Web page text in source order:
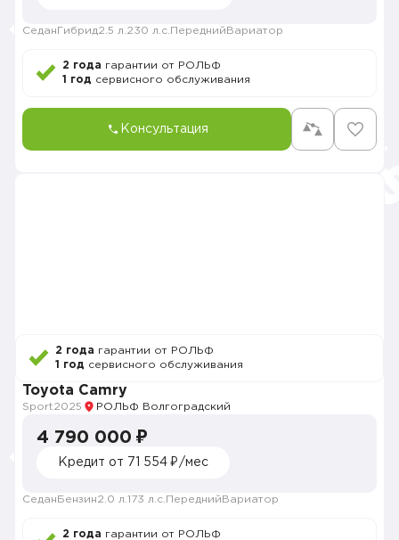
Седан Гибрид2.5 л. 230 л.с. Передний Вариатор
2 года гарантии от РОЛЬФ
1 год сервисного обслуживания
Консультация
2 года гарантии от РОЛЬФ
1 год сервисного обслуживания
Toyota Camry
Sport2025 РОЛЬФ Волгоградский
4 790 000 ₽
Кредит от 71 554 ₽/мес
Седан Бензин2.0 л. 173 л.с. Передний Вариатор
2 года гарантии от РОЛЬФ